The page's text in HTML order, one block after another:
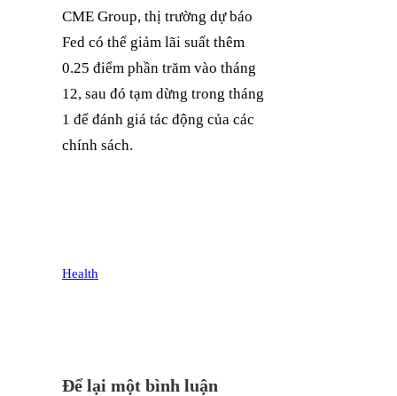
CME Group, thị trường dự báo
Fed có thể giảm lãi suất thêm
0.25 điểm phần trăm vào tháng
12, sau đó tạm dừng trong tháng
1 để đánh giá tác động của các
chính sách.
Health
Để lại một bình luận